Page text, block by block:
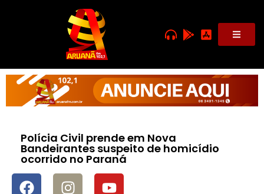
Polícia Civil prende em Nova
Bandeirantes suspeito de homicídio
ocorrido no Paraná